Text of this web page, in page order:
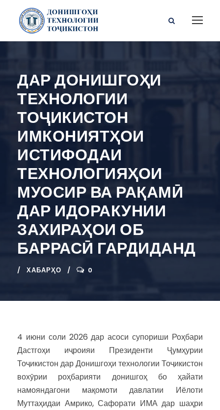
ДАР ДОНИШГОҲИ
ТЕХНОЛОГИИ
ТОҶИКИСТОН
ИМКОНИЯТҲОИ
ИСТИФОДАИ
ТЕХНОЛОГИЯҲОИ
МУОСИР ВА РАҚАМӢ
ДАР ИДОРАКУНИИ
ЗАХИРАҲОИ ОБ
БАРРАСӢ ГАРДИДАНД
ХАБАРҲО 0
4 июни соли 2026 дар асоси супориши Роҳбари
Дастгоҳи иҷроияи Президенти Ҷумҳурии
Тоҷикистон дар Донишгоҳи технологии Тоҷикистон
вохӯрии роҳбарияти донишгоҳ бо ҳайати
намояндагони мақомоти давлатии Иёлоти
Муттаҳидаи Амрико, Сафорати ИМА дар шаҳри